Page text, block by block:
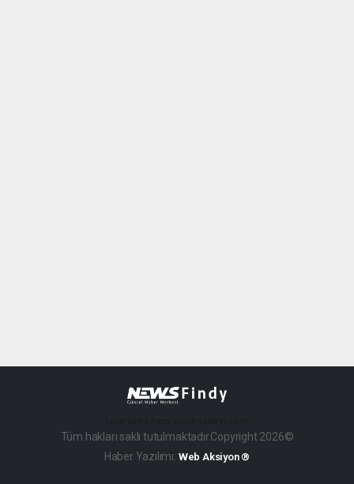
Tüm hakları saklı tutulmaktadır.Copyright 2026©
Haber Yazılımı: Web Aksiyon ®